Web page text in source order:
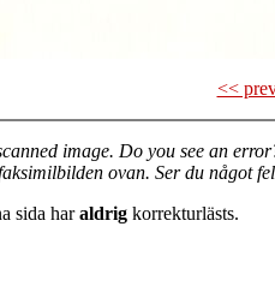
<<
image. Do you see an
ovan. Ser du något
sida haraldrig korrekturlästs.